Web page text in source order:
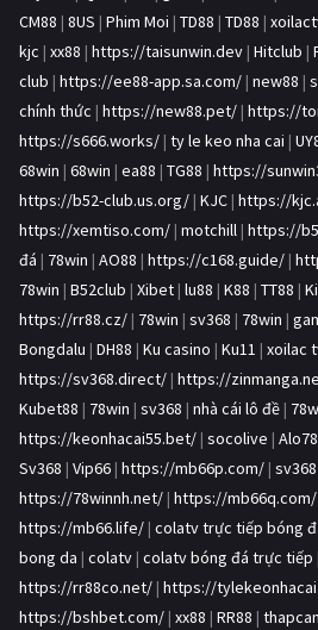
CM88 | 8US | Phim Moi | TD88 | TD88 |
kjc | xx88 | https://taisunwin.dev | Hitclub |
club | https://ee88-app.sa.com/ | new88 |
chính thức | https://new88.pet/ | https://
https://s666.works/ | ty le keo nha cai |
68win | 68win | ea88 | TG88 | https://
https://b52-club.us.org/ | KJC | https://
https://xemtiso.com/ | motchill | https://
đá | 78win | AO88 | https://c168.guide/ |
78win | B52club | Xibet | lu88 | K88 | TT88 |
https://rr88.cz/ | 78win | sv368 | 78win |
Bongdalu | DH88 | Ku casino | Ku11 | xoilac
https://sv368.direct/ | https://
Kubet88 | 78win | sv368 | nhà cái lô đề |
https://keonhacai55.bet/ | socolive |
Sv368 | Vip66 | https://mb66p.com/ | sv368
https://78winnh.net/ | https://mb66q.com/
https://mb66.life/ | colatv trực tiếp bóng
bong da | colatv | colatv bóng đá trực tiếp
https://rr88co.net/ | https://
https://bshbet.com/ | xx88 | RR88 |